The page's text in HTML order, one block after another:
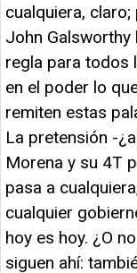
cualquiera,
John Galsworthy
regla para todos
en el poder lo
remiten estas
La pretensión -
Morena y su 4T
pasa a
cualquier
hoy es hoy. ¿O
siguen ahí: